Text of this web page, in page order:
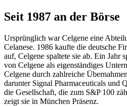
Seit 1987 an der Börse
Ursprünglich war Celgene eine
Celanese. 1986 kaufte die deutsche
auf, Celgene spaltete sie ab. Ein Jahr
von Celgene als eigenständiges
Celgene durch zahlreiche
darunter Signal Pharmaceuticals und
die Gesellschaft, die zum S&P 100
zeigt sie in München Präsenz.